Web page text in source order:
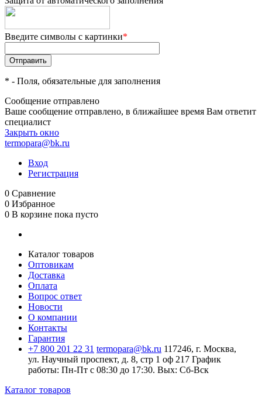
Введите символы с картинки*
* - Поля, обязательные для заполнения
Сообщение отправлено
Ваше сообщение отправлено, в ближайшее время Вам ответит
специалист
Закрыть окно
termopara@bk.ru
Вход
Регистрация
0 Сравнение
0 Избранное
0 В корзине пока пусто
Каталог товаров
Оптовикам
Доставка
Оплата
Вопрос ответ
Новости
О компании
Контакты
Гарантия
+7 800 201 22 31 termopara@bk.ru 117246, г. Москва,
ул. Научный проспект, д. 8, стр 1 оф 217 График
работы: Пн‑Пт с 08:30 до 17:30. Вых: Сб‑Вск
Каталог товаров